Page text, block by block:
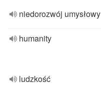
niedorozwój umysłowy
humanity
ludzkość